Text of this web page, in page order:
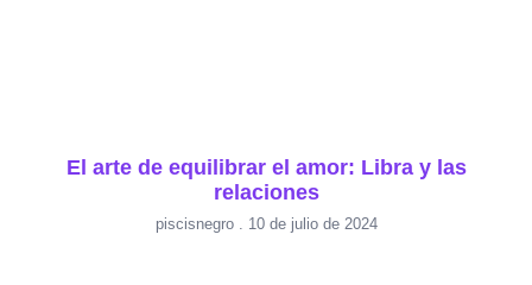
El arte de equilibrar el amor: Libra y las
relaciones
piscisnegro 10 de julio de 2024